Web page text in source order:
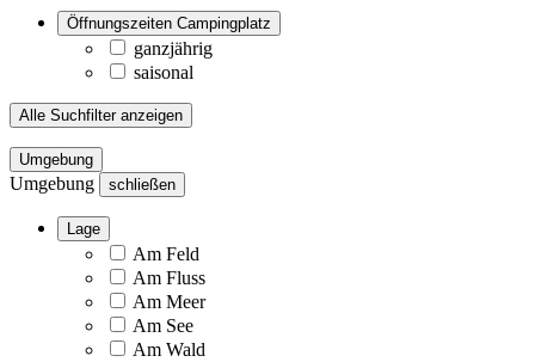
Öffnungszeiten Campingplatz
ganzjährig
saisonal
Alle Suchfilter anzeigen
Umgebung
Umgebung schließen
Lage
Am Feld
Am Fluss
Am Meer
Am See
Am Wald